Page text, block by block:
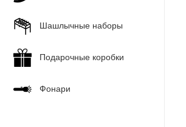
Шашлычные наборы
Подарочные коробки
Фонари